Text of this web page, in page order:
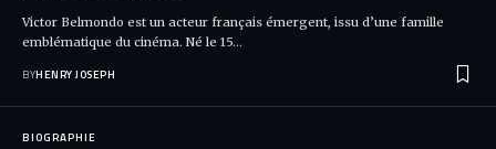
Victor Belmondo est un acteur français émergent, issu d’une famille
emblématique du cinéma. Né le 15…
BYHENRY JOSEPH
BIOGRAPHIE